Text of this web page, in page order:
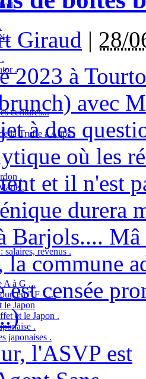
.
.
écritures...
la Truffe à Aups .
.
.
salaires, revenus .
A à G ...
en " F " ...
le Japon
et le Japon .
.
japonaises .
Giraud | 28/
2023 à
avec
à des
où les
et il n'est
durera
Barjols....
la commune
est censée